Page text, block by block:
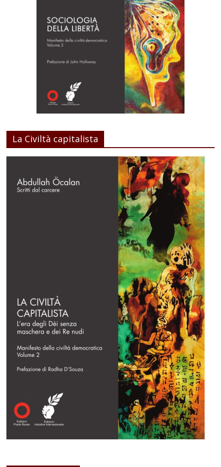
La Civiltà capitalista